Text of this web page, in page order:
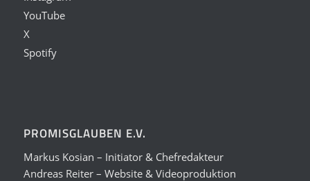
YouTube
X
Spotify
PROMISGLAUBEN E.V.
Markus Kosian – Initiator & Chefredakteur
Andreas Reiter – Website & Videoproduktion